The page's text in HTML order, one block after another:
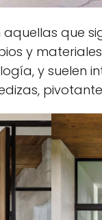
que
y
y suelen